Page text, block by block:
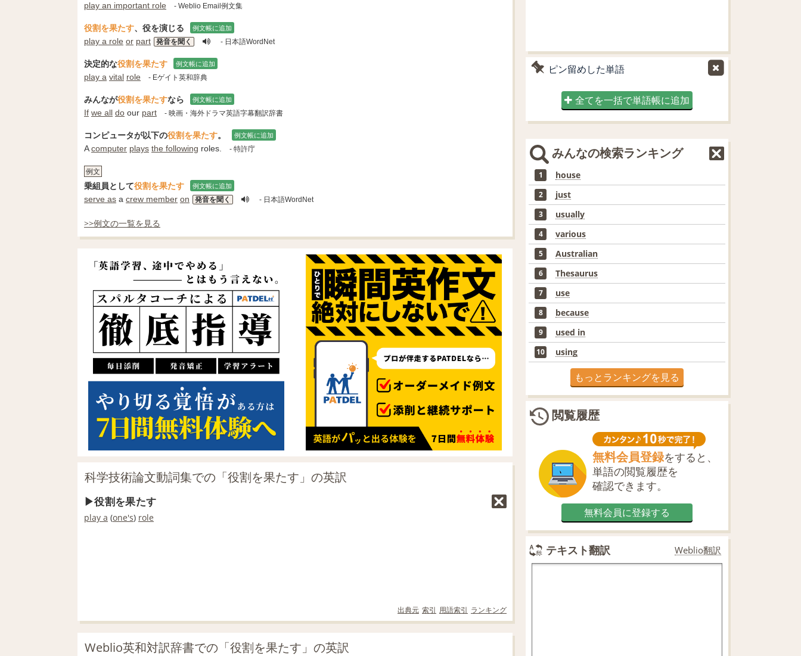
play an important role - Weblio Email例文集
役割を果たす、役を演じる 例文帳に追加
play a role or part 発音を聞く - 日本語WordNet
決定的な役割を果たす 例文帳に追加
play a vital role - Eゲイト英和辞典
みんなが役割を果たすなら 例文帳に追加
If we all do our part - 映画・海外ドラマ英語字幕翻訳辞書
コンピュータが以下の役割を果たす。 例文帳に追加
Acomputer plays the following roles. - 特許庁
例文
乗組員として役割を果たす 例文帳に追加
serve as a crew member on 発音を聞く - 日本語WordNet
>>例文の一覧を見る
科学技術論文動詞集での「役割を果たす」の英訳
役割を果たす
play a (one's) role
出典元 索引 用語索引 ランキング
Weblio英和対訳辞書での「役割を果たす」の英訳
ピン留めした単語
全てを一括で単語帳に追加
みんなの検索ランキング
1 house
2 just
3 usually
4 various
5 Australian
6 Thesaurus
7 use
8 because
9 used in
10 using
もっとランキングを見る
閲覧履歴
無料会員登録をすると、
単語の閲覧履歴を
確認できます。
無料会員に登録する
テキスト翻訳 Weblio翻訳